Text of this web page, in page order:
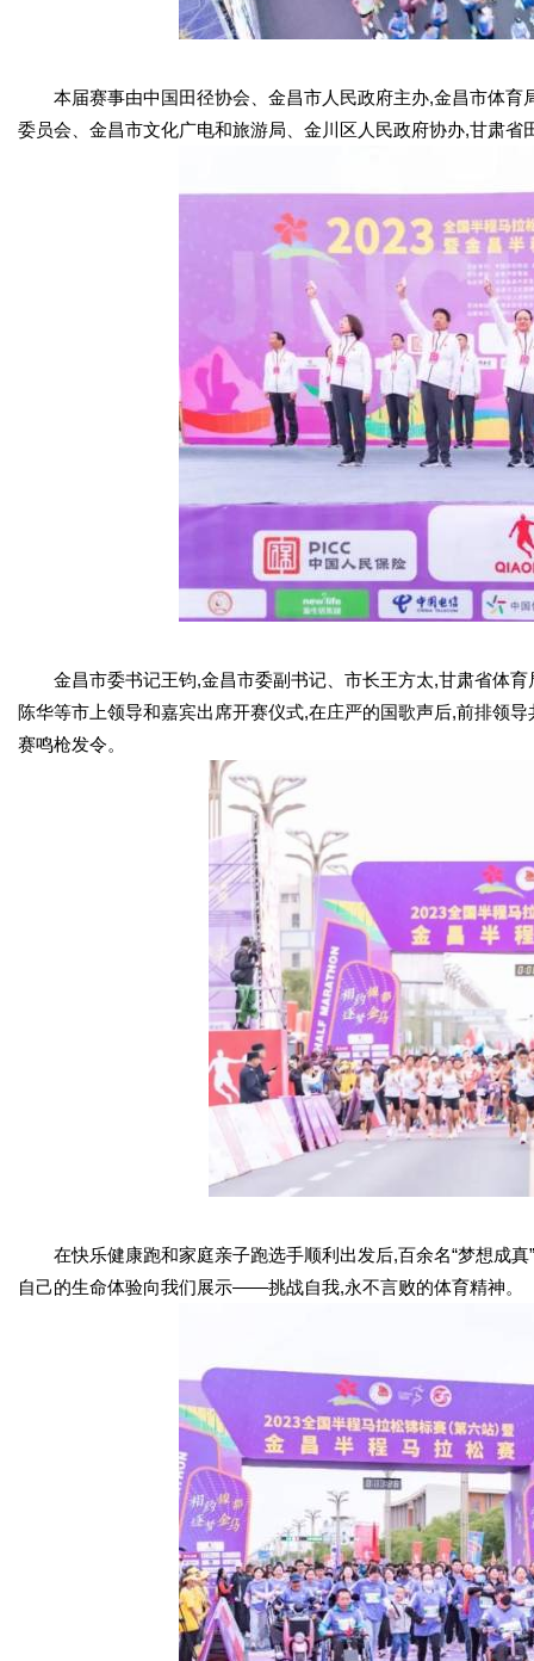
本届赛事由中国田径协会、金昌市人民政府主办,金昌市体育
委员会、金昌市文化广电和旅游局、金川区人民政府协办,甘肃
金昌市委书记王钧,金昌市委副书记、市长王方太,甘肃省体育
陈华等市上领导和嘉宾出席开赛仪式,在庄严的国歌声后,前排领
赛鸣枪发令。
在快乐健康跑和家庭亲子跑选手顺利出发后,百余名“梦想成真
自己的生命体验向我们展示——挑战自我,永不言败的体育精神。